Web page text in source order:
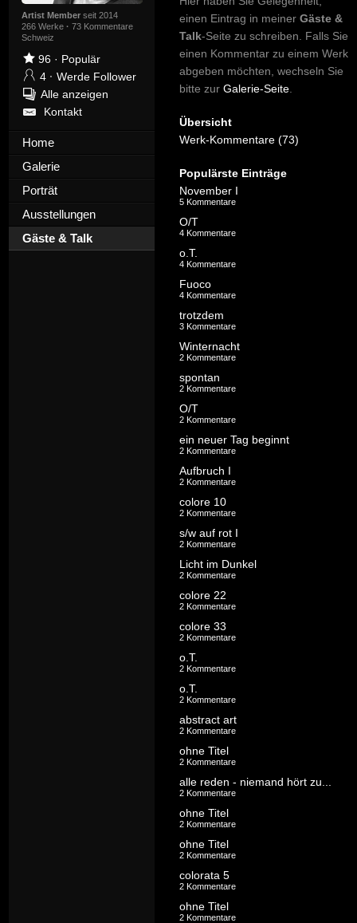
Artist Memberseit 2014
266 Werke · 73 Kommentare
Schweiz
96· Populär
4 · Werde Follower
Alle anzeigen
Kontakt
Home
Galerie
Porträt
Ausstellungen
Gäste & Talk
einen Eintrag in meiner Gäste &
Talk-Seite zu schreiben. Falls Sie
einen Kommentar zu einem Werk
abgeben möchten, wechseln Sie
bitte zur Galerie-Seite.
Übersicht
Werk-Kommentare (73)
Populärste Einträge
November I
5 Kommentare
O/T
4 Kommentare
o.T.
4 Kommentare
Fuoco
4 Kommentare
trotzdem
3 Kommentare
Winternacht
2 Kommentare
spontan
2 Kommentare
O/T
2 Kommentare
ein neuer Tag beginnt
2 Kommentare
Aufbruch I
2 Kommentare
colore 10
2 Kommentare
s/w auf rot I
2 Kommentare
Licht im Dunkel
2 Kommentare
colore 22
2 Kommentare
colore 33
2 Kommentare
o.T.
2 Kommentare
o.T.
2 Kommentare
abstract art
2 Kommentare
ohne Titel
2 Kommentare
alle reden - niemand hört zu...
2 Kommentare
ohne Titel
2 Kommentare
ohne Titel
2 Kommentare
colorata 5
2 Kommentare
ohne Titel
2 Kommentare